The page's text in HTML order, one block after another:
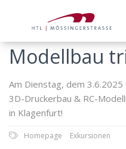
Modellbau
Am Dienstag, dem
3D-Druckerbau & RC-
in Klagenfurt!
Homepage Exkursionen